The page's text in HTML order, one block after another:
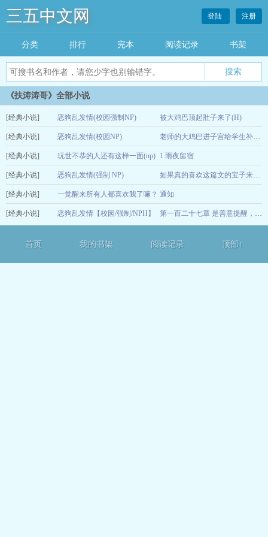
三五中文网 登陆 注册
分类 排行 完本 阅读记录 书架
《扶涛涛哥》全部小说
[经典小说] 恶狗乱发情(校园强制NP) 被大鸡巴顶起肚子来了(H)
12-16
[经典小说] 恶狗乱发情(校园NP) 老师的大鸡巴进子宫给学生补课(h)
[经典小说] 玩世不恭的人还有这样一面(np) 1.雨夜留宿
12-15
[经典小说] 恶狗乱发情(强制 NP) 如果真的喜欢这篇文的宝子来看看吧
[经典小说] 一觉醒来所有人都喜欢我了嘛？
【团宠万人迷 nph】
通知
12-14
[经典小说] 恶狗乱发情【校园/强制/NPH】 第一百二十七章 是善意提醒，还是更深的算计？
首页 我的书架 阅读记录 顶部↑